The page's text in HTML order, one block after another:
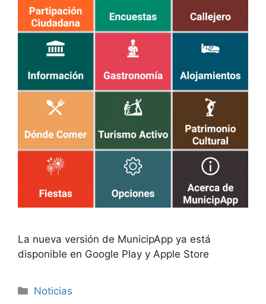
La nueva versión de MunicipApp ya está
disponible en Google Play y Apple Store
Categorías
Noticias